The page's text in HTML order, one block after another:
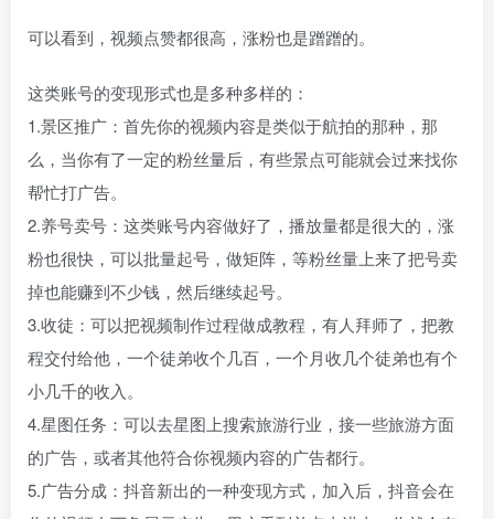
可以看到，视频点赞都很高，涨粉也是蹭蹭的。
这类账号的变现形式也是多种多样的：
1.景区推广：首先你的视频内容是类似于航拍的那种，那
么，当你有了一定的粉丝量后，有些景点可能就会过来找你
帮忙打广告。
2.养号卖号：这类账号内容做好了，播放量都是很大的，涨
粉也很快，可以批量起号，做矩阵，等粉丝量上来了把号卖
掉也能赚到不少钱，然后继续起号。
3.收徒：可以把视频制作过程做成教程，有人拜师了，把教
程交付给他，一个徒弟收个几百，一个月收几个徒弟也有个
小几千的收入。
4.星图任务：可以去星图上搜索旅游行业，接一些旅游方面
的广告，或者其他符合你视频内容的广告都行。
5.广告分成：抖音新出的一种变现方式，加入后，抖音会在